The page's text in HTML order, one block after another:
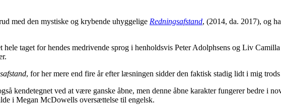
med den mystiske og krybende uhyggelige Redningsafstand, (2014, da. 2017), og
taget for hendes medrivende sprog i henholdsvis Peter Adolphsens og Liv
, for her mere end fire år efter læsningen sidder den faktisk stadig lidt i mig
kendetegnet ved at være ganske åbne, men denne åbne karakter fungerer bedre i
i Megan McDowells oversættelse til engelsk.